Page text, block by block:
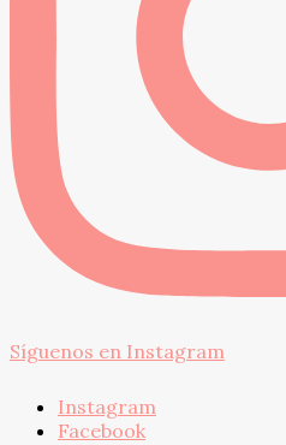
Síguenos en Instagram
Instagram
Facebook